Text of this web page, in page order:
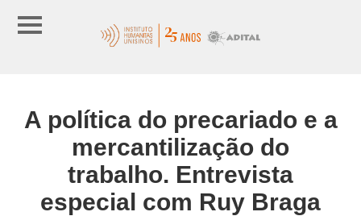
A política do precariado e a
mercantilização do
trabalho. Entrevista
especial com Ruy Braga